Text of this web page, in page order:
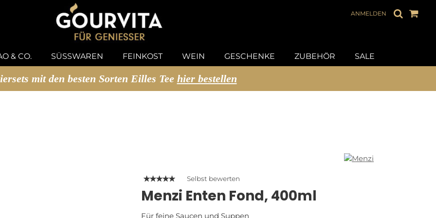
ANMELDEN
& CO. SÜSSWAREN FEINKOST WEIN GESCHENKE ZUBEHÖR SALE
mit den besten Sorten Eilles Tee hier bestellen
Selbst bewerten
Menzi Enten Fond, 400ml
Für feine Saucen und Suppen